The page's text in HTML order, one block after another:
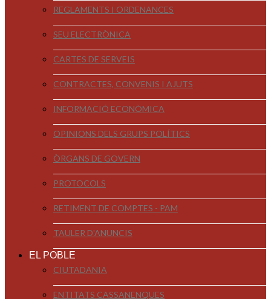
REGLAMENTS I ORDENANCES
SEU ELECTRÒNICA
CARTES DE SERVEIS
CONTRACTES, CONVENIS I AJUTS
INFORMACIÓ ECONÒMICA
OPINIONS DELS GRUPS POLÍTICS
ÒRGANS DE GOVERN
PROTOCOLS
RETIMENT DE COMPTES - PAM
TAULER D'ANUNCIS
EL POBLE
CIUTADANIA
ENTITATS CASSANENQUES